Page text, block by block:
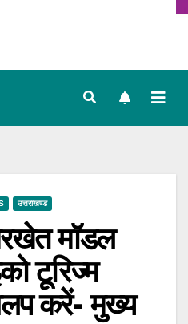
उत्तराखण्ड
मॉडल
टूरिज्म
करें- मुख्य